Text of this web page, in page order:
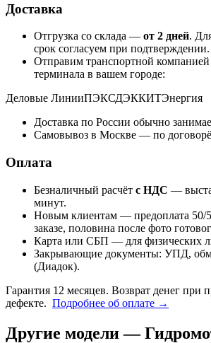
Доставка
Отгрузка со склада — от 2 дней.
срок согласуем при подтверждении.
Отправим транспортной
терминала в вашем городе:
Деловые ЛинииПЭКСДЭККИТЭнергия
Доставка по России обычно
Самовывоз в Москве — по
Оплата
Безналичный расчёт с НДС —
минут.
Новым клиентам — предоплата 50/
заказе, половина после фото
Карта или СБП — для физических
Закрывающие документы: УПД,
(Диадок).
Гарантия 12 месяцев. Возврат денег при
дефекте. Подробнее об оплате →
Другие модели —